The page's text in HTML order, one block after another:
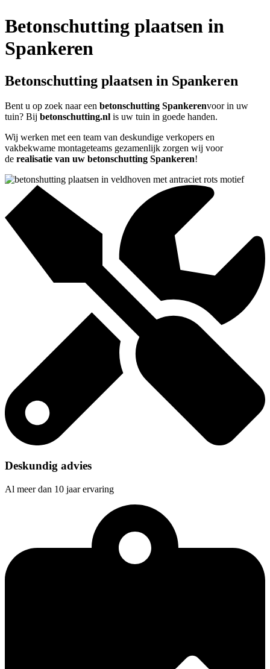
Betonschutting plaatsen in
Spankeren
Betonschutting plaatsen in Spankeren
Bent u op zoek naar een betonschutting Spankerenvoor in uw
tuin? Bij betonschutting.nl is uw tuin in goede handen.
Wij werken met een team van deskundige verkopers en
vakbekwame montageteams gezamenlijk zorgen wij voor
de realisatie van uw betonschutting Spankeren!
Deskundig advies
Al meer dan 10 jaar ervaring